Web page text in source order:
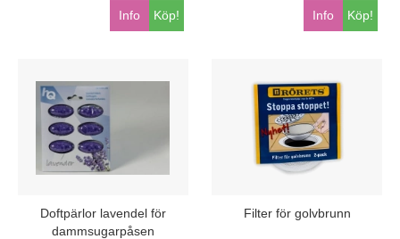
Köp!
Info Köp!
Info
Doftpärlor lavendel för
dammsugarpåsen
Filter för golvbrunn